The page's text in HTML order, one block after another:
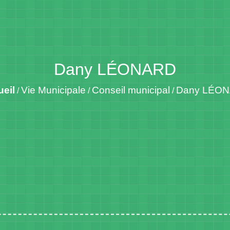
Dany LÉONARD
/Vie Municipale / Conseil municipal / Dany